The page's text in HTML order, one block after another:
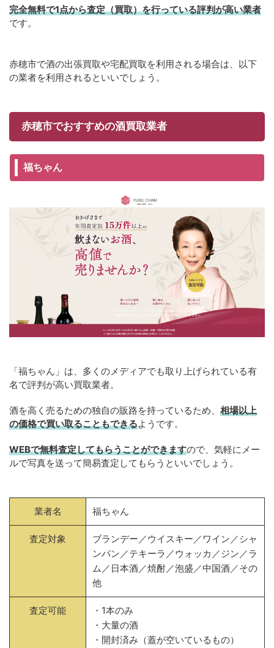
完全無料で1点から査定（買取）を行っている評判が高い業者
です。
赤穂市で酒の出張買取や宅配買取を利用される場合は、以下
の業者を利用されるといいでしょう。
赤穂市でおすすめの酒買取業者
福ちゃん
「福ちゃん」は、多くのメディアでも取り上げられている有
名で評判が高い買取業者。
酒を高く売るための独自の販路を持っているため、 相場以上
の価格で買い取ることもできるようです。
WEBで無料査定してもらうことができますので、気軽にメー
ルで写真を送って簡易査定してもらうといいでしょう。
業者名 福ちゃん
査定対象
ブランデー／ウイスキー／ワイン／シャ
ンパン／テキーラ／ウォッカ／ジン／ラ
ム／日本酒／焼酎／泡盛／中国酒／その
他
査定可能
・1本のみ
・大量の酒
・開封済み（蓋が空いているもの）